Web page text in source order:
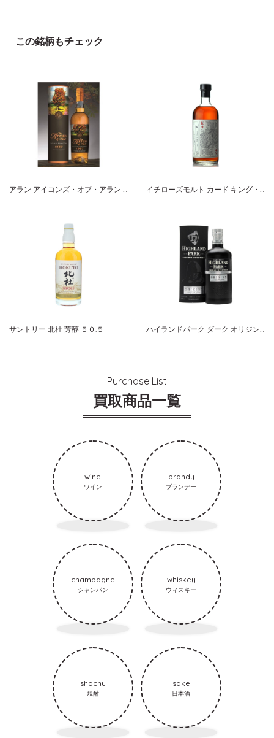
この銘柄もチェック
アラン アイコンズ・オブ・アラン ザ・ローワンツリー １９９７ イチローズモルト カード キング・オブ・ダイヤモンズ
サントリー 北杜 芳醇 ５０.５ ハイランドパーク ダーク オリジンズ
Purchase List
買取商品一覧
wine
ワイン
brandy
ブランデー
champagne
シャンパン
whiskey
ウィスキー
shochu
焼酎
sake
日本酒